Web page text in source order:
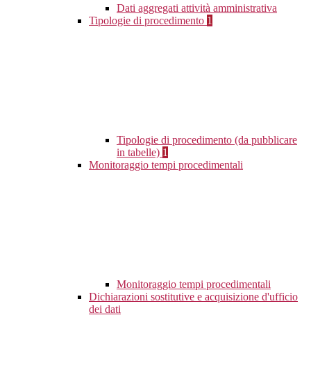
Dati aggregati attività amministrativa
Tipologie di procedimento 1
Tipologie di procedimento (da pubblicare
in tabelle) 1
Monitoraggio tempi procedimentali
Monitoraggio tempi procedimentali
Dichiarazioni sostitutive e acquisizione d'ufficio
dei dati